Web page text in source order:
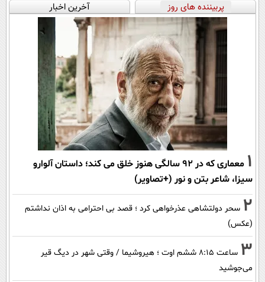
پربیننده های روز آخرین اخبار
1
معماری که در 92 سالگی هنوز خلق می کند؛ داستان آلوارو
سیزا، شاعر بتن و نور (+تصاویر)
2 سحر دولتشاهی عذرخواهی کرد ؛ قصد بی احترامی به اذان نداشتم
(عکس)
3
ساعت ۸:۱۵ ششم اوت ؛ هیروشیما / وقتی شهر در دیگ قیر
می‌جوشید